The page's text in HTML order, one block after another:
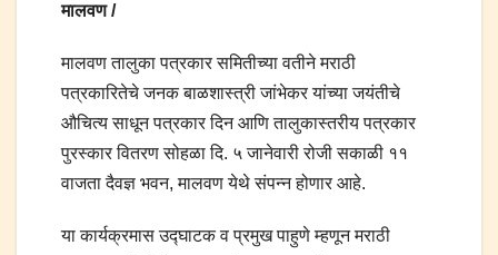
मालवण /
मालवण तालुका पत्रकार समितीच्या वतीने मराठी
पत्रकारितेचे जनक बाळशास्त्री जांभेकर यांच्या जयंतीचे
औचित्य साधून पत्रकार दिन आणि तालुकास्तरीय पत्रकार
पुरस्कार वितरण सोहळा दि. ५ जानेवारी रोजी सकाळी ११
वाजता दैवज्ञ भवन, मालवण येथे संपन्न होणार आहे.
या कार्यक्रमास उद्घाटक व प्रमुख पाहुणे म्हणून मराठी